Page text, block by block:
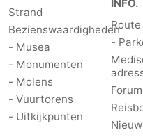
Het
Zwin
Contact
Strand
Bezienswaardigheden
- Musea
- Monumenten
- Molens
- Vuurtorens
- Uitkijkpunten
INFO.
Route
-
Forum